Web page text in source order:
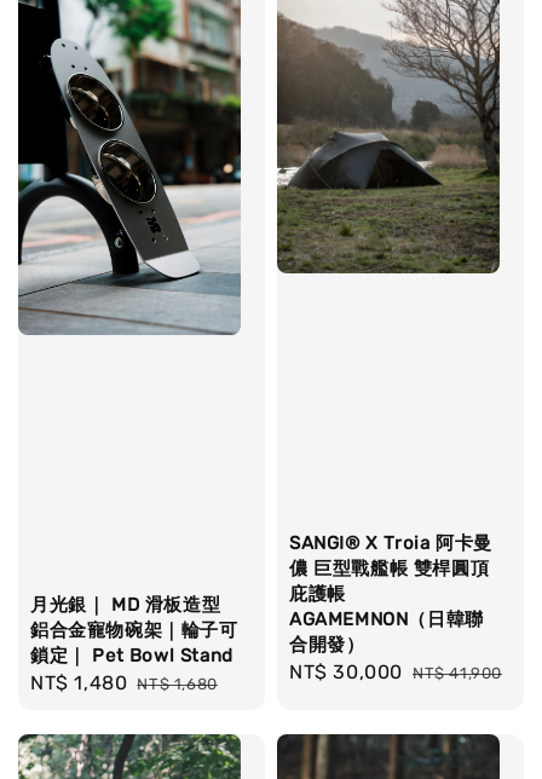
月光銀｜ MD 滑板造型
鋁合金寵物碗架｜輪子可
鎖定｜ Pet Bowl Stand
Sale
NT$ 1,480 Regular
NT$ 1,680
SANGI® X Troia 阿卡曼
儂 巨型戰艦帳 雙桿圓頂
庇護帳
AGAMEMNON（日韓聯
合開發）
Sale
NT$ 30,000 Regular
NT$ 41,900